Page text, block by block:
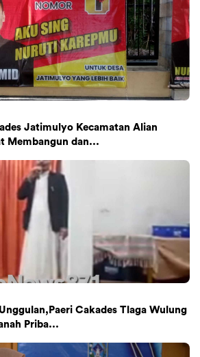
Jatimulyo Kecamatan Alian
Membangun dan...
Cakades Tlaga Wulung
Priba...